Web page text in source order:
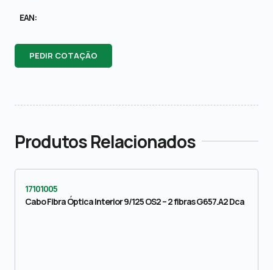
EAN:
PEDIR COTAÇÃO
Produtos Relacionados
17101005
Cabo Fibra Óptica Interior 9/125 OS2 – 2 fibras G657.A2 Dca